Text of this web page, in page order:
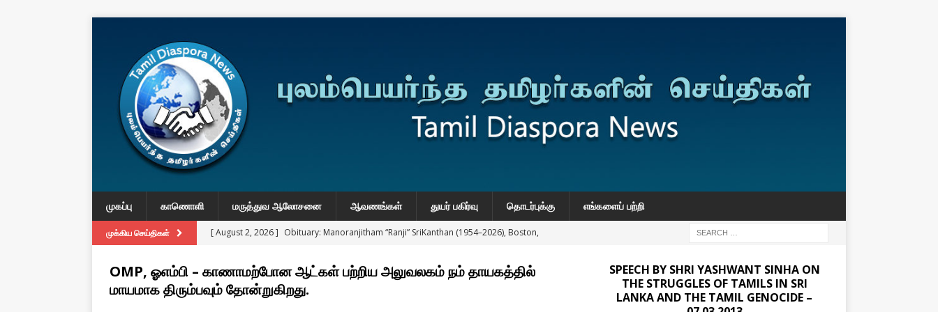
முகப்பு காணொளி மருத்துவ ஆலோசனை ஆவணங்கள் துயர் பகிர்வு தொடர்புக்கு எங்களைப் பற்றி
முக்கிய செய்திகள் [ August 2, 2026 ] Obituary: Manoranjitham “Ranji” SriKanthan (1954–2026), Boston,
[ August 2, 2026 ] Common Daily Habits That May Increase Colon Cancer Risk
OMP, ஓஎம்பி – காணாமற்போன ஆட்கள் பற்றிய அலுவலகம் நம் தாயகத்தில்
மாயமாக திரும்பவும் தோன்றுகிறது.
SPEECH BY SHRI YASHWANT SINHA ON
THE STRUGGLES OF TAMILS IN SRI
LANKA AND THE TAMIL GENOCIDE –